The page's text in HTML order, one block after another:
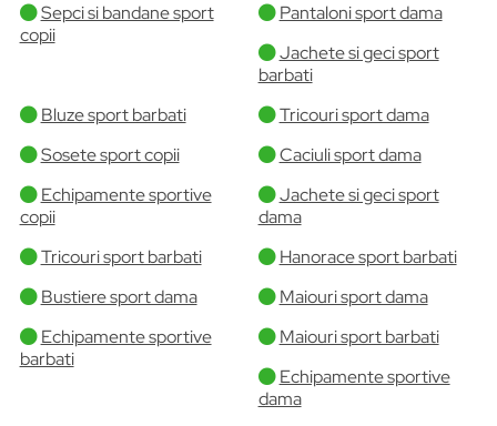
Sepci si bandane sport
copii
Pantaloni sport dama
Jachete si geci sport
barbati
Bluze sport barbati
Tricouri sport dama
Sosete sport copii
Caciuli sport dama
Echipamente sportive
copii
Jachete si geci sport
dama
Tricouri sport barbati
Hanorace sport barbati
Bustiere sport dama
Maiouri sport dama
Echipamente sportive
barbati
Maiouri sport barbati
Echipamente sportive
dama